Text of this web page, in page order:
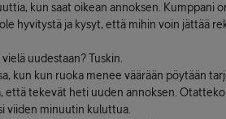
kun saat oikean annoksen. Kumppani
hyvitystä ja kysyt, että mihin voin jättää
uudestaan? Tuskin.
kun kun ruoka menee väärään pöytään
että tekevät heti uuden annoksen.
viiden minuutin kuluttua.